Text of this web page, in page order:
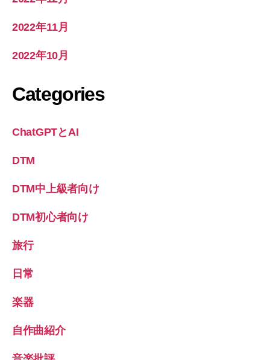
2022年11月
2022年10月
Categories
ChatGPTとAI
DTM
DTM中上級者向け
DTM初心者向け
旅行
日常
楽器
自作曲紹介